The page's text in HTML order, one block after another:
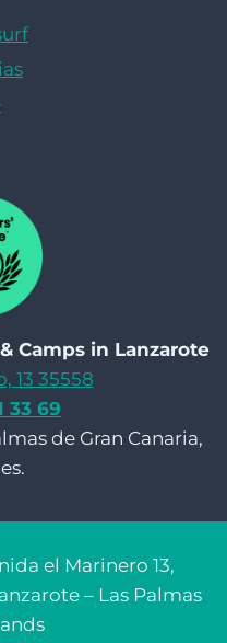
Camps in Lanzarote
13 35558
33 69
de Gran Canaria,
el Marinero 13,
– Las Palmas